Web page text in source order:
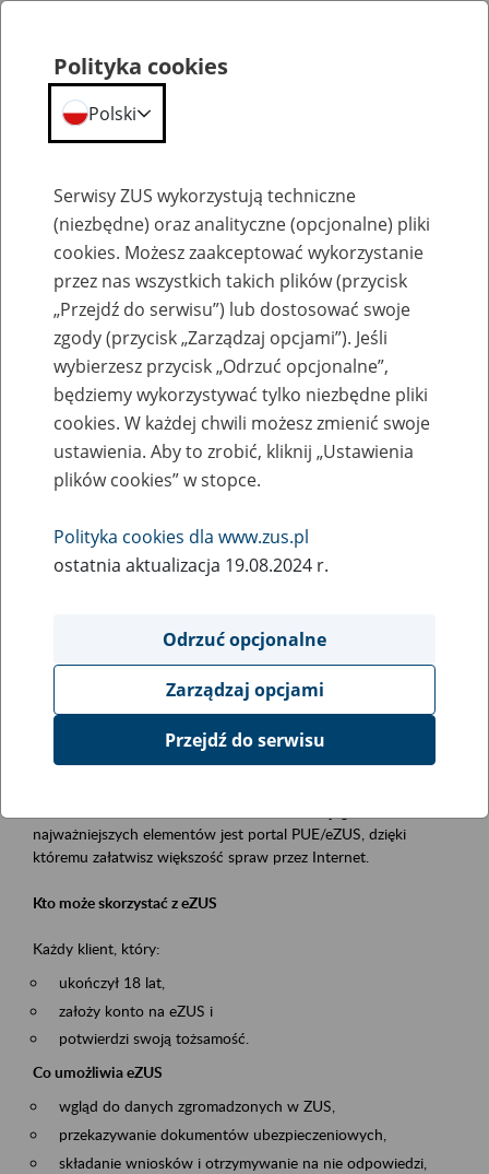
Szkolenia
Zaproś ZUS do siebie - zakładanie profili
eZUS w siedzibie Twojej firmy
Rodzaj wydarzenia
Szkolenia
Obszar merytoryczny
obsługa klientów
Opis wydarzenia
Platforma Usług Elektronicznych ZUS eZUS
najważniejszych elementów jest portal PUE/eZUS, dzięki
któremu załatwisz większość spraw przez Internet.
Kto może skorzystać z eZUS
Każdy klient, który:
ukończył 18 lat,
założy konto na eZUS i
potwierdzi swoją tożsamość.
Co umożliwia eZUS
wgląd do danych zgromadzonych w ZUS,
przekazywanie dokumentów ubezpieczeniowych,
składanie wniosków i otrzymywanie na nie odpowiedzi,
Polityka cookies
Polski
Serwisy ZUS wykorzystują techniczne
(niezbędne) oraz analityczne (opcjonalne) pliki
cookies. Możesz zaakceptować wykorzystanie
przez nas wszystkich takich plików (przycisk
„Przejdź do serwisu”) lub dostosować swoje
zgody (przycisk „Zarządzaj opcjami”). Jeśli
wybierzesz przycisk „Odrzuć opcjonalne”,
będziemy wykorzystywać tylko niezbędne pliki
cookies. W każdej chwili możesz zmienić swoje
ustawienia. Aby to zrobić, kliknij „Ustawienia
plików cookies” w stopce.
Polityka cookies dla www.zus.pl
ostatnia aktualizacja 19.08.2024 r.
Odrzuć opcjonalne
Zarządzaj opcjami
Przejdź do serwisu